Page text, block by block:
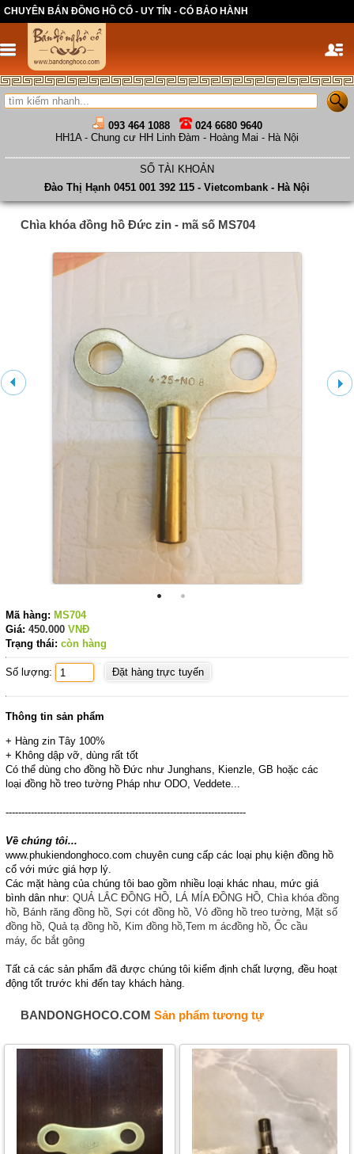
CHUYÊN BÁN ĐỒNG HỒ CỔ - UY TÍN - CÓ BẢO HÀNH
093 464 1088
024 6680 9640
HH1A - Chung cư HH Linh Đàm - Hoàng Mai - Hà Nội
SỐ TÀI KHOẢN
Đào Thị Hạnh 0451 001 392 115 - Vietcombank - Hà Nội
Chìa khóa đồng hồ Đức zin - mã số MS704
Mã hàng: MS704
Giá: 450.000 VNĐ
Trạng thái: còn hàng
Số lượng:
Thông tin sản phẩm
+ Hàng zin Tây 100%
+ Không dập vỡ, dùng rất tốt
Có thể dùng cho đồng hồ Đức như Junghans, Kienzle, GB hoặc các
loại đồng hồ treo tường Pháp như ODO, Veddete...
----------------------------------------------------------------------------
Về chúng tôi...
www.phukiendonghoco.com chuyên cung cấp các loại phụ kiện đồng hồ
cổ với mức giá hợp lý.
Các mặt hàng của chúng tôi bao gồm nhiều loại khác nhau, mức giá
bình dân như: QUẢ LẮC ĐỒNG HỒ, LÁ MÍA ĐỒNG HỒ, Chìa khóa đồng
hồ, Bánh răng đồng hồ, Sợi cót đồng hồ, Vỏ đồng hồ treo tường, Mặt số
đồng hồ, Quả tạ đồng hồ, Kim đồng hồ,Tem m ácđồng hồ, Ốc cầu
máy, ốc bắt gông
Tất cả các sản phẩm đã được chúng tôi kiểm định chất lượng, đều hoạt
động tốt trước khi đến tay khách hàng.
BANDONGHOCO.COM Sản phẩm tương tự